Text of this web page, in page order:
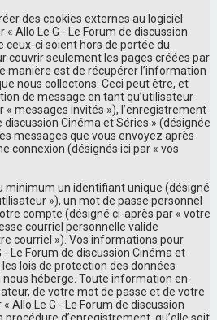
des cookies externes au logiciel
Allo Le G - Le Forum de discussion
ceux-ci soient hors de portée du
couvrir seulement les pages créées par
manière est de récupérer l’information
nous collectons. Ceci peut être, et
de message en tant qu’utilisateur
messages invités »), l’enregistrement
discussion Cinéma et Séries » (désignée
messages que vous envoyez après
connexion (désignés ici par « vos
minimum un identifiant unique (désigné
»), un mot de passe personnel
compte (désigné ci-après par « votre
courriel personnelle valide
courriel »). Vos informations pour
Le Forum de discussion Cinéma et
lois de protection des données
nous héberge. Toute information en-
de votre mot de passe et de votre
Allo Le G - Le Forum de discussion